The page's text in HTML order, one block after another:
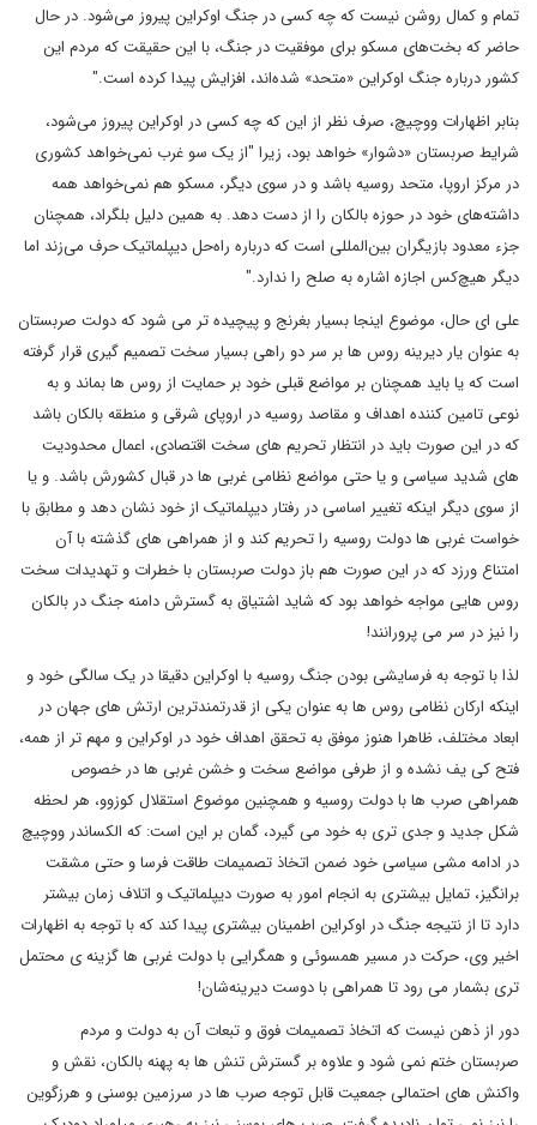
تمام و کمال روشن نیست که چه کسی در جنگ اوکراین پیروز می‌شود. در حال
حاضر که بخت‌های مسکو برای موفقیت در جنگ، با این حقیقت که مردم این
کشور درباره جنگ اوکراین «متحد» شده‌اند، افزایش پیدا کرده است."
بنابر اظهارات ووچیچ، صرف نظر از این که چه کسی در اوکراین پیروز می‌شود،
شرایط صربستان «دشوار» خواهد بود، زیرا "از یک سو غرب نمی‌خواهد کشوری
در مرکز اروپا، متحد روسیه باشد و در سوی دیگر، مسکو هم نمی‌خواهد همه
داشته‌های خود در حوزه بالکان را از دست دهد. به همین دلیل بلگراد، همچنان
جزء معدود بازیگران بین‌المللی است که درباره راه‌حل دیپلماتیک حرف می‌زند اما
دیگر هیچ‌کس اجازه اشاره به صلح را ندارد."
علی ای حال، موضوع اینجا بسیار بغرنج و پیچیده تر می شود که دولت صربستان
به عنوان یار دیرینه روس ها بر سر دو راهی بسیار سخت تصمیم گیری قرار گرفته
است که یا باید همچنان بر مواضع قبلی خود بر حمایت از روس ها بماند و به
نوعی تامین کننده اهداف و مقاصد روسیه در اروپای شرقی و منطقه بالکان باشد
که در این صورت باید در انتظار تحریم های سخت اقتصادی، اعمال محدودیت
های شدید سیاسی و یا حتی مواضع نظامی غربی ها در قبال کشورش باشد. و یا
از سوی دیگر اینکه تغییر اساسی در رفتار دیپلماتیک از خود نشان دهد و مطابق با
خواست غربی ها دولت روسیه را تحریم کند و از همراهی های گذشته با آن
امتناع ورزد که در این صورت هم باز دولت صربستان با خطرات و تهدیدات سخت
روس هایی مواجه خواهد بود که شاید اشتیاق به گسترش دامنه جنگ در بالکان
را نیز در سر می پرورانند!
لذا با توجه به فرسایشی بودن جنگ روسیه با اوکراین دقیقا در یک سالگی خود و
اینکه ارکان نظامی روس ها به عنوان یکی از قدرتمندترین ارتش های جهان در
ابعاد مختلف، ظاهرا هنوز موفق به تحقق اهداف خود در اوکراین و مهم تر از همه،
فتح کی یف نشده و از طرفی مواضع سخت و خشن غربی ها در خصوص
همراهی صرب ها با دولت روسیه و همچنین موضوع استقلال کوزوو، هر لحظه
شکل جدید و جدی تری به خود می گیرد، گمان بر این است: که الکساندر ووچیچ
در ادامه مشی سیاسی خود ضمن اتخاذ تصمیمات طاقت فرسا و حتی مشقت
برانگیز، تمایل بیشتری به انجام امور به صورت دیپلماتیک و اتلاف زمان بیشتر
دارد تا از نتیجه جنگ در اوکراین اطمینان بیشتری پیدا کند که با توجه به اظهارات
اخیر وی، حرکت در مسیر همسوئی و همگرایی با دولت غربی ها گزینه ی محتمل
تری بشمار می رود تا همراهی با دوست دیرینه‌شان!
دور از ذهن نیست که اتخاذ تصمیمات فوق و تبعات آن به دولت و مردم
صربستان ختم نمی شود و علاوه بر گسترش تنش ها به پهنه بالکان، نقش و
واکنش های احتمالی جمعیت قابل توجه صرب ها در سرزمین بوسنی و هرزگوین